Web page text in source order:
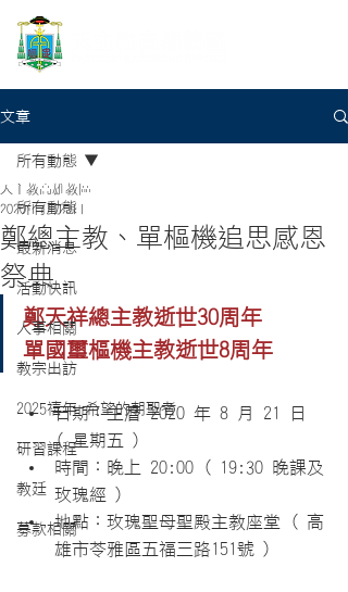
文章
所有動態
最新消息
活動快訊
人事相關
教宗出訪
2025禧年-希望的朝聖者
研習課程
教廷
募款相關
所有動態
鄭總主教、單樞機追思感恩
祭典
天主教高雄教區
2020年7月23日
鄭天祥總主教逝世30周年
單國璽樞機主教逝世8周年
日期：主曆 2020 年 8 月 21 日
( 星期五 )
時間：晚上 20:00 ( 19:30 晚課及
玫瑰經 )
地點：玫瑰聖母聖殿主教座堂 ( 高
雄市苓雅區五福三路151號 )